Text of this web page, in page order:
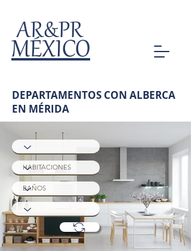
MÉXICO
AR&PR
DEPARTAMENTOS CON ALBERCA
EN MÉRIDA